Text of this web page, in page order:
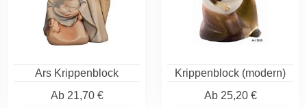
Ars Krippenblock
Ab21,70 €
Krippenblock (modern)
Ab25,20 €